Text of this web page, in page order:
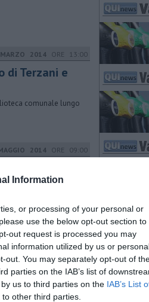
Information
or processing of your personal or
use the below opt-out section to
out request is processed you may
information utilized by us or
out. You may separately opt-out of
parties on the IAB’s list of
us to third parties on the IAB’s List
other third parties.
2014 ORE 13:00
di Terzani e
comunale lungo
2014 ORE 09:00
nel programma
2021ORE 12:00
e Pasquetta
parchi pubblici e alle
di festa